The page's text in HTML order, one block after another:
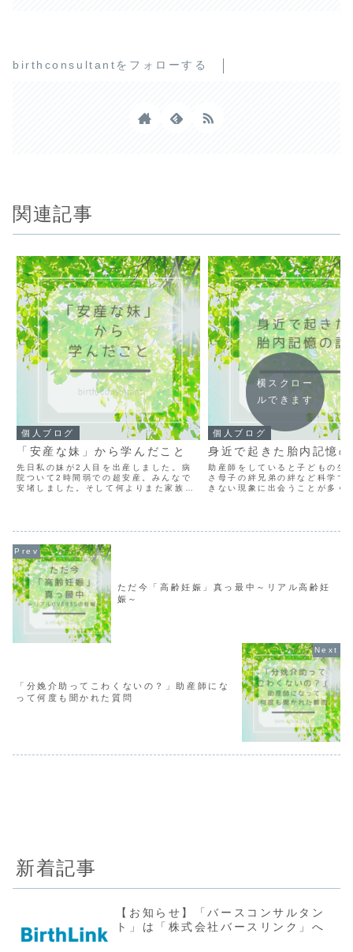
birthconsultantをフォローする
関連記事
個人ブログ
「安産な妹」から学んだこと
先日私の妹が2人目を出産しました。病
院ついて2時間弱での超安産。みんなで
安堵しました。そして何よりまた家族が
個人ブログ
身近で起きた胎内記憶
助産師をしていると子どもの生
さ母子の絆兄弟の絆など科学で
きない現象に出会うことが多く
横スクロー
ルできます
ただ今「高齢妊娠」真っ最中～リアル高齢妊
娠～
「分娩介助ってこわくないの？」助産師にな
って何度も聞かれた質問
新着記事
【お知らせ】「バースコンサルタン
ト」は「株式会社バースリンク」へ